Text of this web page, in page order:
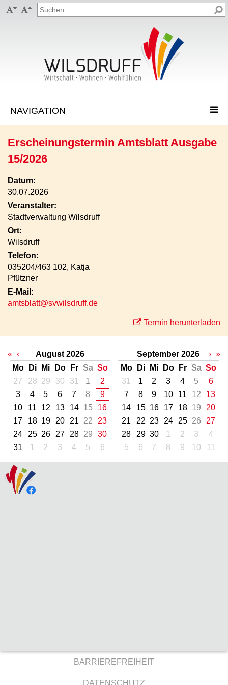
 
Erscheinungstermin Amtsblatt Ausgabe
15/2026
Datum:
30.07.2026
Veranstalter:
Stadtverwaltung Wilsdruff
Ort:
Wilsdruff
Telefon:
035204/463 102, Katja
Pfützner
E-Mail:
amtsblatt@svwilsdruff.de
Termin herunterladen
« ‹
August 2026
Mo
Di Mi Do Fr Sa So
27
28 29 30 31 1
2
3
4 5 6 7 8
9
10
11 12 13 14 15
16
17
18 19 20 21 22
23
24
25 26 27 28 29
30
31
1 2 3 4 5 6
September 2026
Mo
Di Mi Do Fr Sa So
31
1 2 3 4 5
6
7
8 9 10 11 12
13
14
15 16 17 18 19
20
21
22 23 24 25 26
27
28
29 30 1 2 3
4
5
6 7 8 9 10 11
› »
BARRIEREFREIHEIT
DATENSCHUTZ